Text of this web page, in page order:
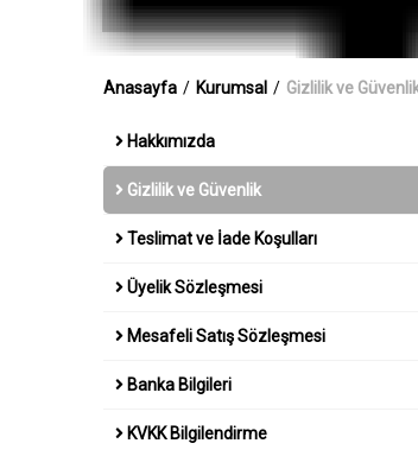
Anasayfa / Kurumsal / Gizlilik ve
Hakkımızda
Gizlilik ve Güvenlik
Teslimat ve İade Koşulları
Üyelik Sözleşmesi
Mesafeli Satış Sözleşmesi
Banka Bilgileri
KVKK Bilgilendirme